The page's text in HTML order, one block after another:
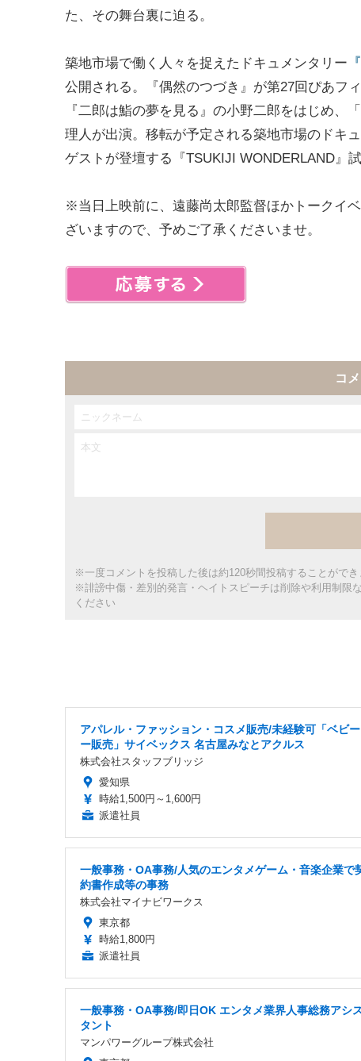
た、その舞台裏に迫る。
築地市場で働く人々を捉えたドキュメンタリー
公開される。『偶然のつづき』が第27回ぴあフ
『二郎は鮨の夢を見る』の小野二郎をはじめ、
理人が出演。移転が予定される築地市場のドキ
ゲストが登壇する『TSUKIJI WONDERLAND』
※当日上映前に、遠藤尚太郎監督ほかトークイ
ざいますので、予めご了承くださいませ。
コ
※一度コメントを投稿した後は約120秒間投稿することができ
※誹謗中傷・差別的発言・ヘイトスピーチは削除や利用制限
ください
アパレル・ファッション・コスメ販売/未経験可「ベビ
ー販売」サイベックス 名古屋みなとアクルス
株式会社スタッフブリッジ
愛知県
時給1,500円～1,600円
派遣社員
一般事務・OA事務/人気のエンタメゲーム・音楽企業で
約書作成等の事務
株式会社マイナビワークス
東京都
時給1,800円
派遣社員
一般事務・OA事務/即日OK エンタメ業界人事総務アシ
タント
マンパワーグループ株式会社